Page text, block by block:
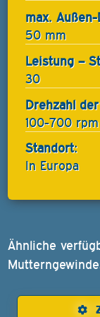
max.
50 mm
Leistung –
30
Drehzahl
100-700 rpm
Standort:
In Europa
Ähnliche